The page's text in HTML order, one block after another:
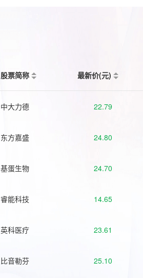
股票简称 最新价(元)
中大力德 22.79
东方嘉盛 24.80
基蛋生物 24.70
睿能科技 14.65
英科医疗 23.61
比音勒芬 25.10